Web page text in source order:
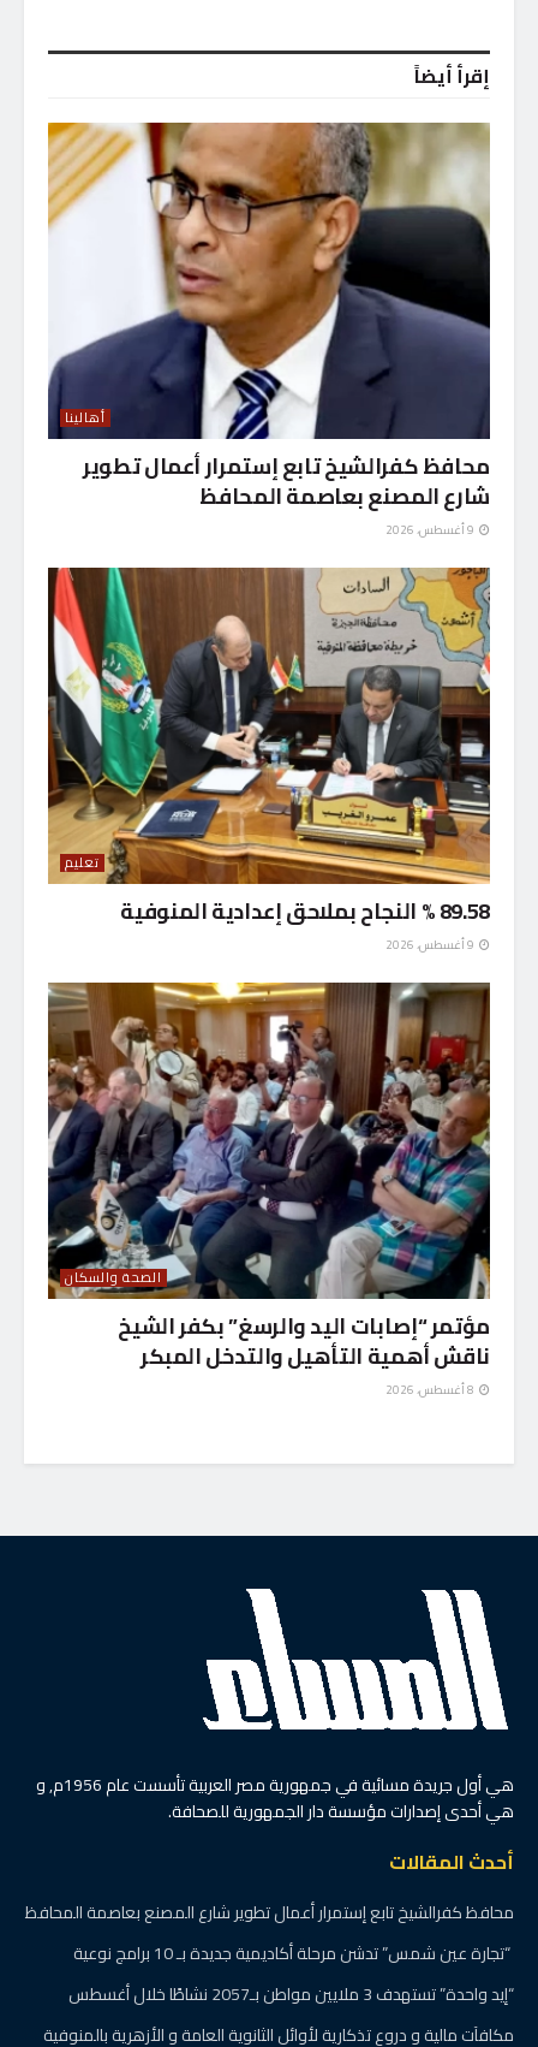
إقرأ أيضاً
أهالينا
محافظ كفرالشيخ تابع إستمرار أعمال تطوير
شارع المصنع بعاصمة المحافظ
تعليم
89.58 % النجاح بملاحق إعدادية المنوفية
الصحة والسكان
مؤتمر “إصابات اليد والرسغ” بكفر الشيخ
ناقش أهمية التأهيل والتدخل المبكر
الرئيسية أهالينا
مدير أوقاف كفر الشيخ
اجتمع بمديري الإدارات لبحث
تطوير العمل الدعوي
والإداري